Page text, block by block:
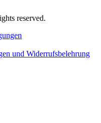
reserved.
und Widerrufsbelehrung